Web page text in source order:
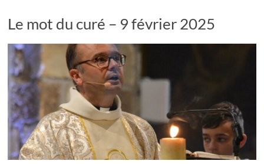
Le mot du curé – 9 février 2025